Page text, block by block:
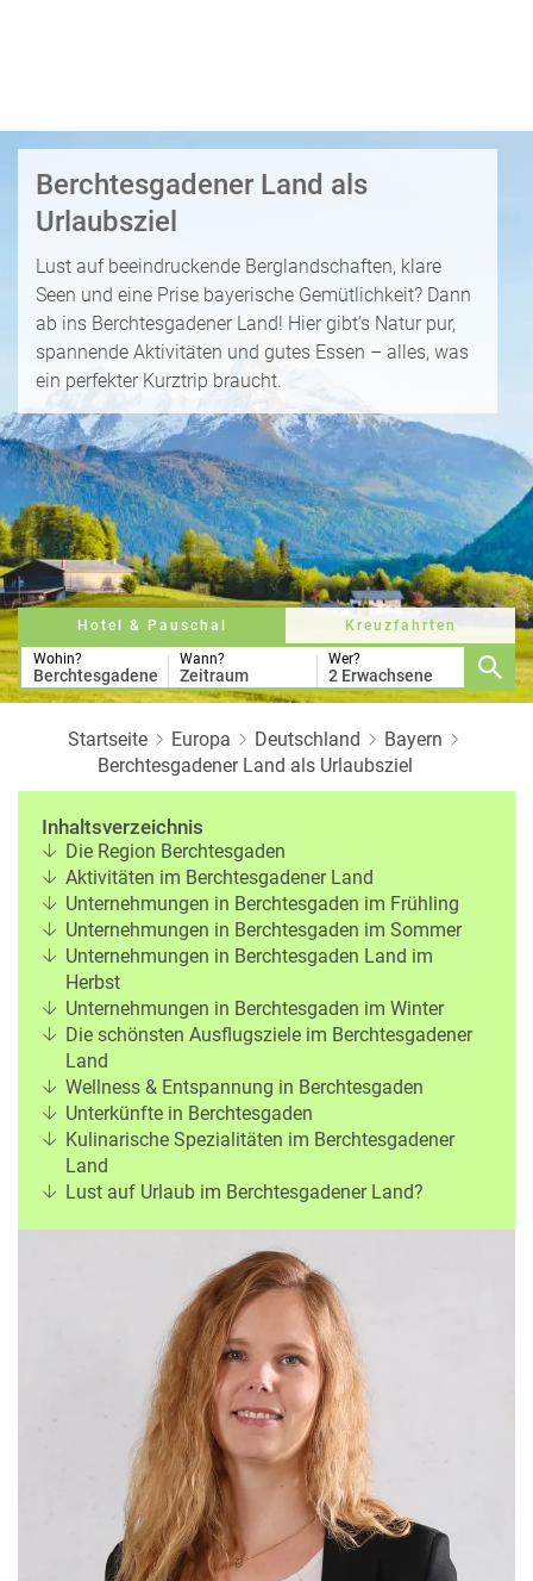
o
s
e
zi
el
e
M
o
n
at
s
i
s
e
e
x
rt
e
n
o
n
t
o
u
U
n
e
r
e
P
a
rt
n
e
r
h
a
lr
s
e
n
K
r
u
z
f
a
h
rt
n
p
e
s
F
h
b
c
h
e
r
L
st
M
in
ut
e
u
b
W
or
of
B
n
ef
it
WhatsApp
Berchtesgadener Land als
Urlaubsziel
Lust auf beeindruckende Berglandschaften, klare
Seen und eine Prise bayerische Gemütlichkeit? Dann
ab ins Berchtesgadener Land! Hier gibt’s Natur pur,
spannende Aktivitäten und gutes Essen – alles, was
ein perfekter Kurztrip braucht.
Hotel & Pauschal
Kreuzfahrten
Wohin?
Berchtesgadener Land
Wann?
Zeitraum
Wer?
2 Erwachsene
Startseite Europa Deutschland
Bayern
Berchtesgadener Land als Urlaubsziel
Inhaltsverzeichnis
Die Region Berchtesgaden
Aktivitäten im Berchtesgadener Land
Unternehmungen in Berchtesgaden im Frühling
Unternehmungen in Berchtesgaden im Sommer
Unternehmungen in Berchtesgaden Land im
Herbst
Unternehmungen in Berchtesgaden im Winter
Die schönsten Ausflugsziele im Berchtesgadener
Land
Wellness & Entspannung in Berchtesgaden
Unterkünfte in Berchtesgaden
Kulinarische Spezialitäten im Berchtesgadener
Land
Lust auf Urlaub im Berchtesgadener Land?